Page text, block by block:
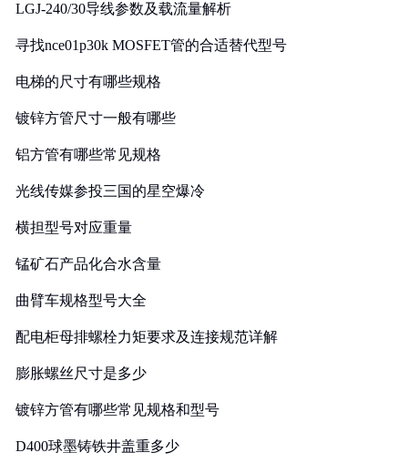
LGJ-240/30导线参数及载流量解析
寻找nce01p30k MOSFET管的合适替代型号
电梯的尺寸有哪些规格
镀锌方管尺寸一般有哪些
铝方管有哪些常见规格
光线传媒参投三国的星空爆冷
横担型号对应重量
锰矿石产品化合水含量
曲臂车规格型号大全
配电柜母排螺栓力矩要求及连接规范详解
膨胀螺丝尺寸是多少
镀锌方管有哪些常见规格和型号
D400球墨铸铁井盖重多少